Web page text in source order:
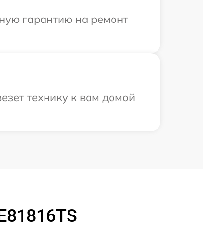
гарантию на ремонт
технику к вам домой